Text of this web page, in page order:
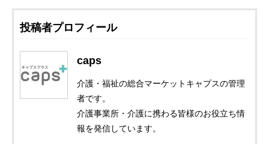
投稿者プロフィール
caps
介護・福祉の総合マーケットキャプスの管理
者です。
介護事業所・介護に携わる皆様のお役立ち情
報を発信しています。